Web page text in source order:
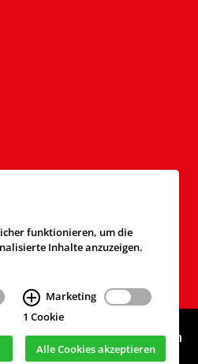
cekom GmbH, Köln
funktionieren, um die
Inhalte anzuzeigen.
Marketing
1 Cookie
Alle Cookies akzeptieren